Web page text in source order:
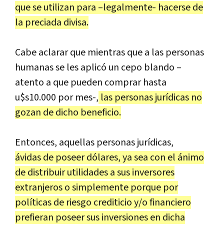
que se utilizan para –legalmente- hacerse de
la preciada divisa.
Cabe aclarar que mientras que a las personas
humanas se les aplicó un cepo blando –
atento a que pueden comprar hasta
u$s10.000 por mes-, las personas jurídicas no
gozan de dicho beneficio.
Entonces, aquellas personas jurídicas,
ávidas de poseer dólares, ya sea con el ánimo
de distribuir utilidades a sus inversores
extranjeros o simplemente porque por
políticas de riesgo crediticio y/o financiero
prefieran poseer sus inversiones en dicha